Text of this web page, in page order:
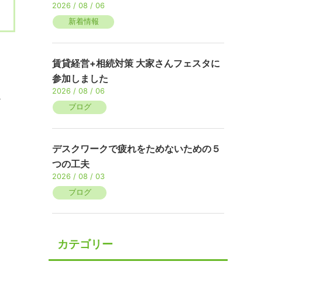
2026 / 08 / 06
新着情報
賃貸経営+相続対策 大家さんフェスタに
参加しました
2026 / 08 / 06
ブログ
デスクワークで疲れをためないための５
つの工夫
2026 / 08 / 03
ブログ
カテゴリー